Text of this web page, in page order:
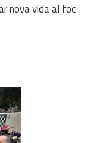
nova vida al foc